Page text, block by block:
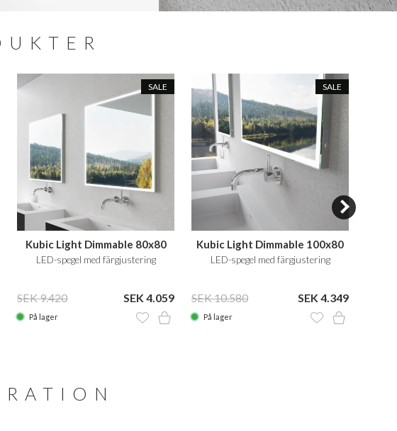
SALE
Kubic Light Dimmable 80x80
LED-spegel med färgjustering
SEK 9.420 SEK 4.059
På lager
SALE
Kubic Light Dimmable 100x80
LED-spegel med färgjustering
SEK 10.580 SEK 4.349
På lager